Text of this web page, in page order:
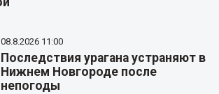
08.8.2026 11:00
Последствия урагана устраняют в
Нижнем Новгороде после
непогоды